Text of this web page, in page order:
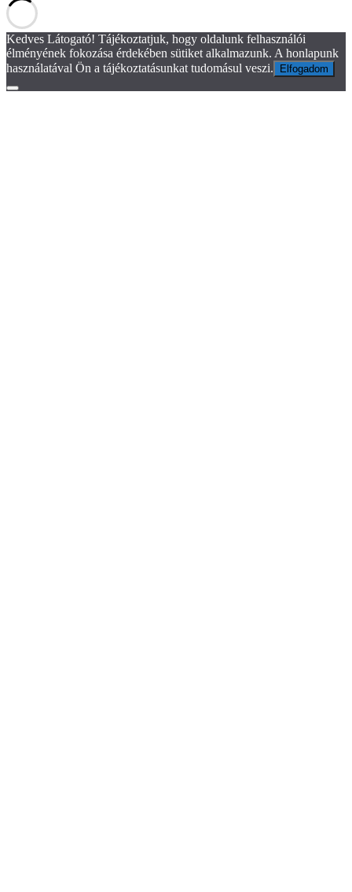
Kedves Látogató! Tájékoztatjuk, hogy oldalunk felhasználói
élményének fokozása érdekében sütiket alkalmazunk. A honlapunk
használatával Ön a tájékoztatásunkat tudomásul veszi.
Elfogadom